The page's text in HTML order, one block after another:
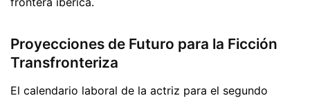
Proyecciones de Futuro para la Ficción
Transfronteriza
El calendario laboral de la actriz para el segundo